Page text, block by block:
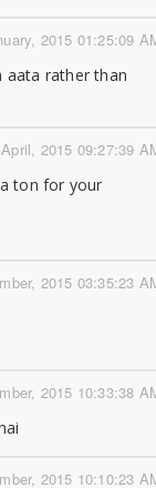
2015 01:25:09
aata rather than
2015 09:27:39
ton for your
2015 03:35:23
2015 10:33:38
2015 10:10:23